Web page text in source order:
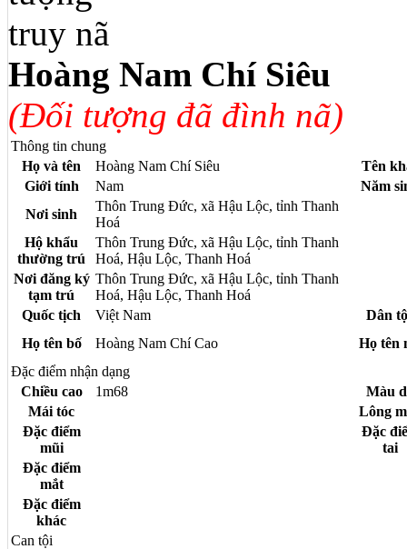
Hoàng Nam Chí Siêu
(Đối tượng đã đình nã)
Thông tin chung
Họ và tên
Hoàng Nam Chí Siêu
Tên
Giới tính
Nam
Năm
Nơi sinh
Thôn Trung Đức, xã Hậu Lộc, tỉnh Thanh
Hoá
Hộ khẩu
thường trú
Thôn Trung Đức, xã Hậu Lộc, tỉnh Thanh
Hoá, Hậu Lộc, Thanh Hoá
Nơi đăng ký
tạm trú
Thôn Trung Đức, xã Hậu Lộc, tỉnh Thanh
Hoá, Hậu Lộc, Thanh Hoá
Quốc tịch
Việt Nam
Dân
Họ tên bố
Hoàng Nam Chí Cao
Họ tên
Đặc điểm nhận dạng
Chiều cao
1m68
Màu
Mái tóc
Lông
Đặc điểm
mũi
Đặc
tai
Đặc điểm
mắt
Đặc điểm
khác
Can tội